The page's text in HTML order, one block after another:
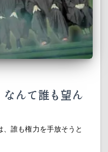
んて誰も望ん
誰も権力を手放そうと